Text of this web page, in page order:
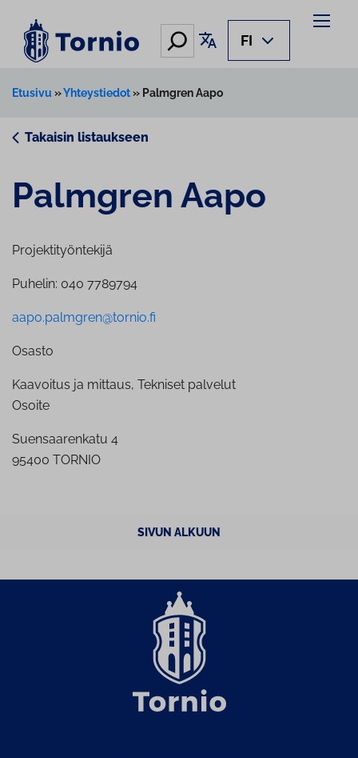
sisältöön
Hae Käännä sivu
FI
Etusivu »Yhteystiedot» Palmgren Aapo
Takaisin listaukseen
Palmgren Aapo
Projektityöntekijä
Puhelin: 040 7789794
aapo.palmgren@tornio.fi
Osasto
Kaavoitus ja mittaus, Tekniset palvelut
Osoite
Suensaarenkatu 4
95400 TORNIO
SIVUN ALKUUN